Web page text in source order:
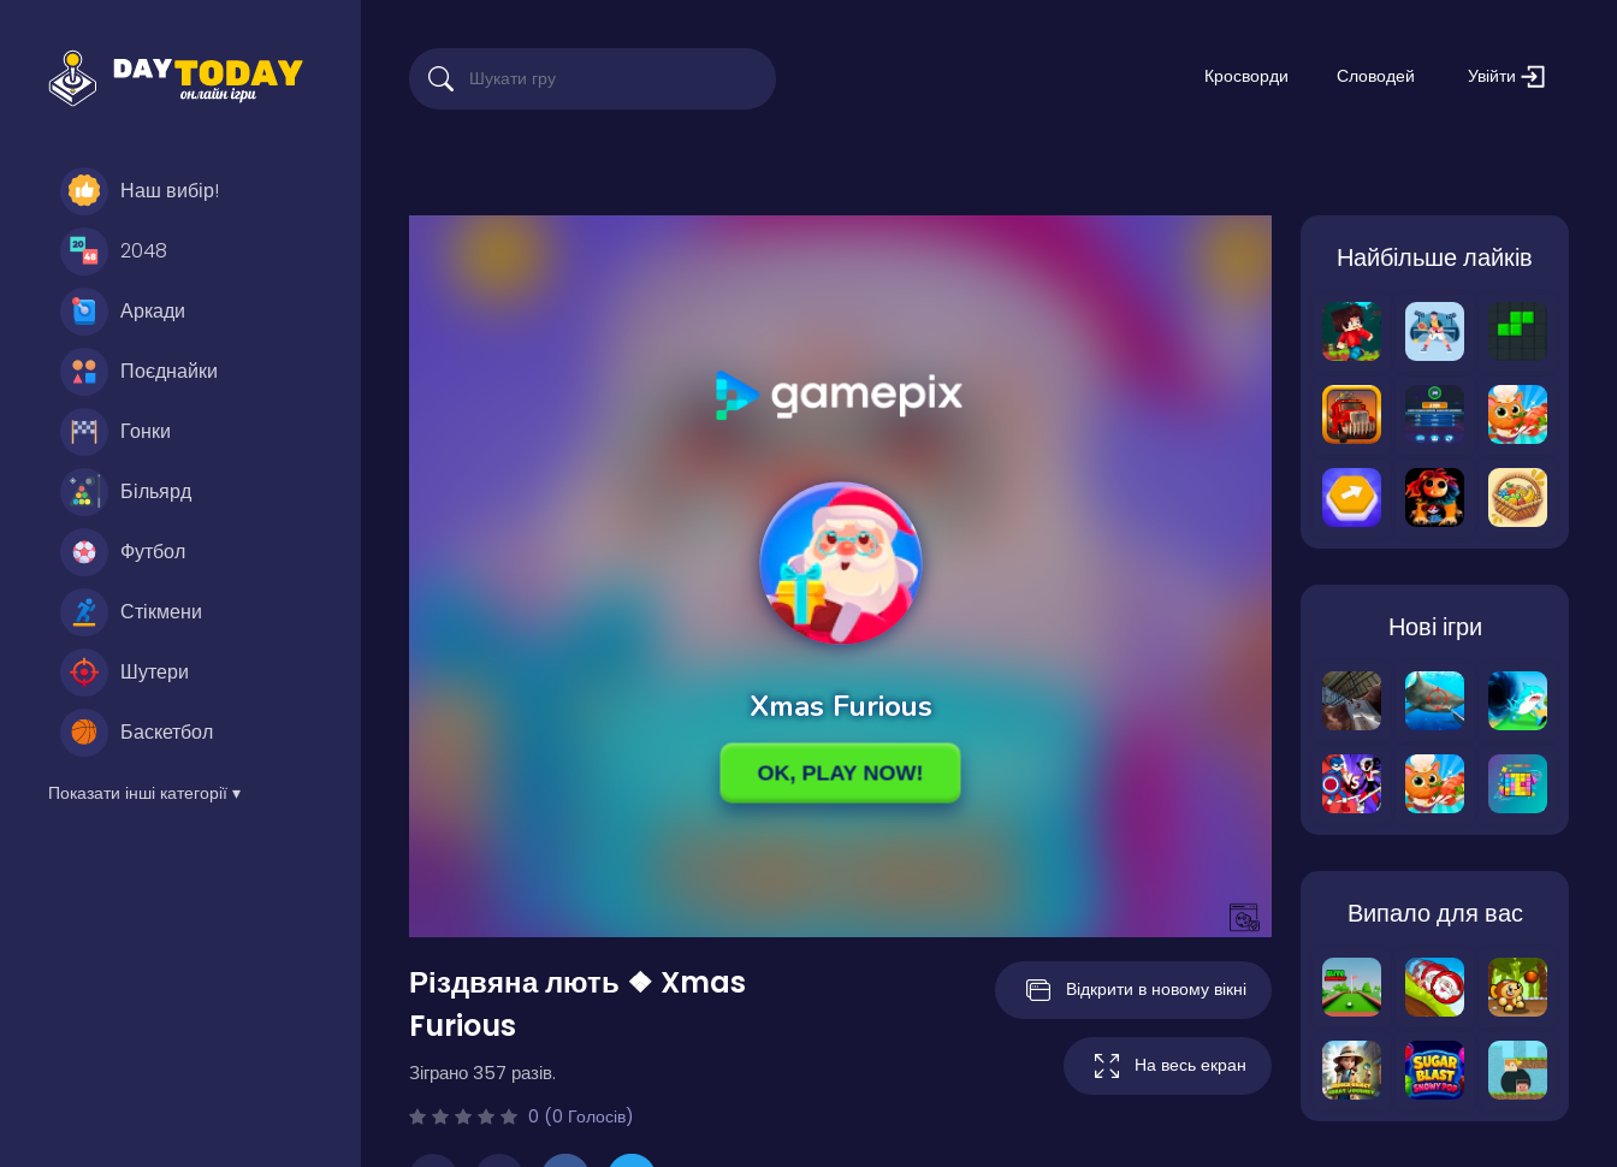
Наш вибір!
2048
Аркади
Поєднайки
Гонки
Більярд
Футбол
Стікмени
Шутери
Баскетбол
Показати інші категорії ▾
Кросворди Словодей Увійти
Різдвяна лють ❖ Xmas
Furious
Зіграно 357 разів.
0 (0 Голосів)
Відкрити в новому вікні
На весь екран
Найбільше лайків
Нові ігри
Випало для вас